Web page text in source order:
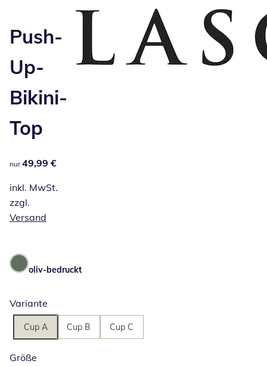
Push-
Up-
Bikini-
Top
49,99 €
nur 49,99 €
inkl. MwSt.
zzgl.
Versand
oliv-bedruckt
Variante
Cup A Cup B Cup C
Größe